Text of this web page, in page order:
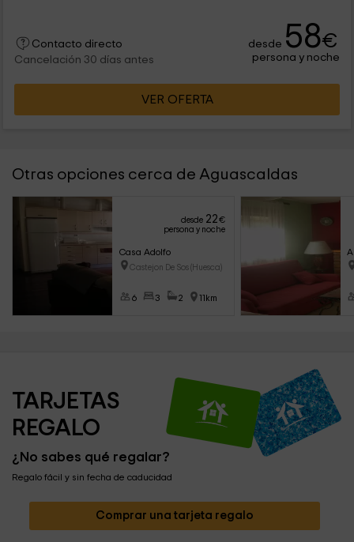
Contacto directo
Cancelación 30 días antes
desde 58€
persona y noche
VER OFERTA
Otras opciones cerca de Aguascaldas
desde 22€
persona y noche
Casa Adolfo
Castejon De Sos (Huesca)
6 3 2 11km
TARJETAS
REGALO
¿No sabes qué regalar?
Regalo fácil y sin fecha de caducidad
Comprar una tarjeta regalo